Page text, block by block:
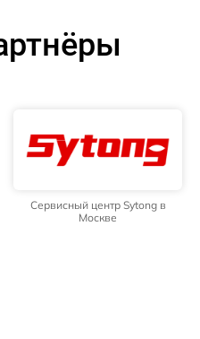
Сервисный центр Sytong в
Москве